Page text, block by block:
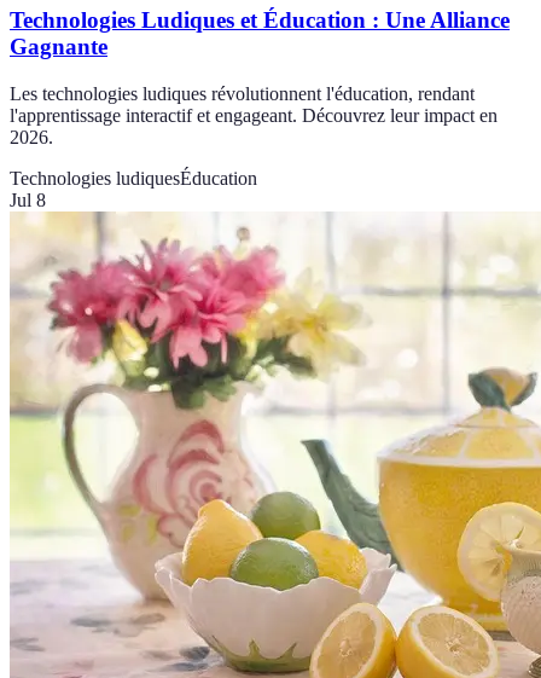
Technologies Ludiques et Éducation : Une Alliance
Gagnante
Les technologies ludiques révolutionnent l'éducation, rendant
l'apprentissage interactif et engageant. Découvrez leur impact en
2026.
Technologies ludiquesÉducation
Jul 8